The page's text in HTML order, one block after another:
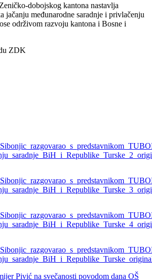
dobojskog kantona nastavlja
jačanju međunarodne saradnje i privlačenju
održivom razvoju kantona i Bosne i
ZDK
Pivić na svečanosti povodom dana OŠ